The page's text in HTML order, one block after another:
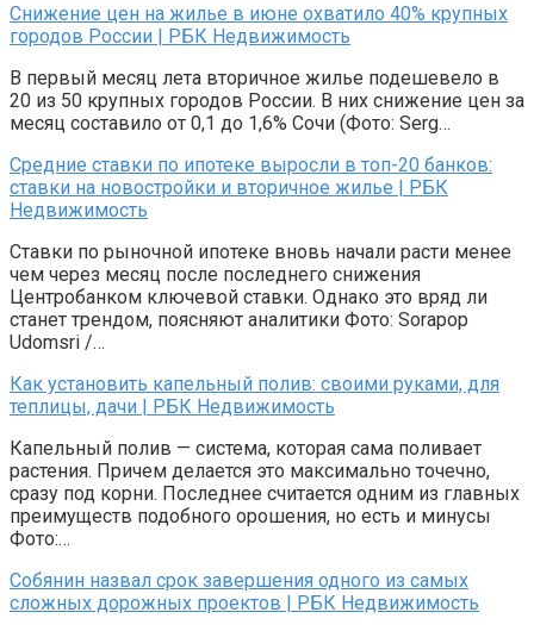
Снижение цен на жилье в июне охватило 40% крупных
городов России | РБК Недвижимость
В первый месяц лета вторичное жилье подешевело в
20 из 50 крупных городов России. В них снижение цен за
месяц составило от 0,1 до 1,6% Сочи (Фото: Serg…
Средние ставки по ипотеке выросли в топ-20 банков:
ставки на новостройки и вторичное жилье | РБК
Недвижимость
Ставки по рыночной ипотеке вновь начали расти менее
чем через месяц после последнего снижения
Центробанком ключевой ставки. Однако это вряд ли
станет трендом, поясняют аналитики Фото: Sorapop
Udomsri /…
Как установить капельный полив: своими руками, для
теплицы, дачи | РБК Недвижимость
Капельный полив — система, которая сама поливает
растения. Причем делается это максимально точечно,
сразу под корни. Последнее считается одним из главных
преимуществ подобного орошения, но есть и минусы
Фото:…
Собянин назвал срок завершения одного из самых
сложных дорожных проектов | РБК Недвижимость